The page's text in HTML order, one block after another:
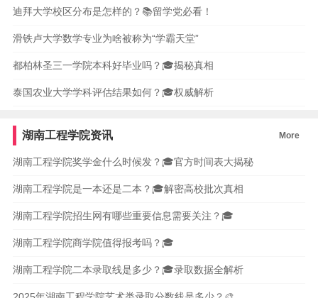
迪拜大学校区分布是怎样的？📚留学党必看！
滑铁卢大学数学专业为啥被称为“学霸天堂”
都柏林圣三一学院本科好毕业吗？🎓揭秘真相
泰国农业大学学科评估结果如何？🎓权威解析
湖南工程学院资讯 More
湖南工程学院奖学金什么时候发？🎓官方时间表大揭秘
湖南工程学院是一本还是二本？🎓解密高校批次真相
湖南工程学院招生网有哪些重要信息需要关注？🎓
湖南工程学院商学院值得报考吗？🎓
湖南工程学院二本录取线是多少？🎓录取数据全解析